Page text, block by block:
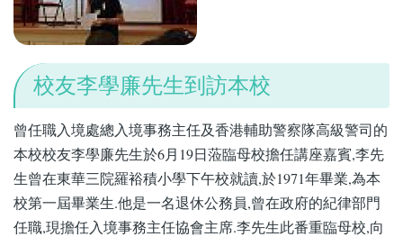
校友李學廉先生到訪本校
曾任職入境處總入境事務主任及香港輔助警察隊高級警司的
本校校友李學廉先生於6月19日蒞臨母校擔任講座嘉賓,李先
生曾在東華三院羅裕積小學下午校就讀,於1971年畢業,為本
校第一屆畢業生.他是一名退休公務員,曾在政府的紀律部門
任職,現擔任入境事務主任協會主席.李先生此番重臨母校,向